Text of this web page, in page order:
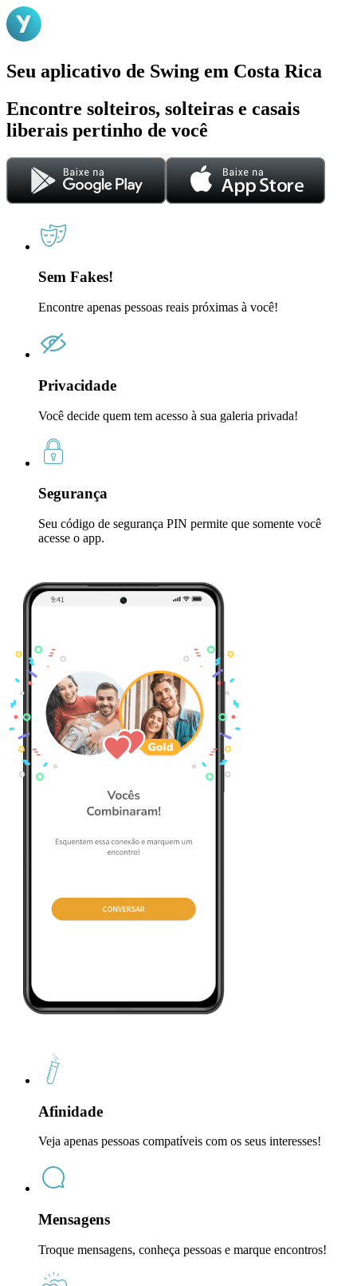
Seu aplicativo de Swing em Costa Rica
Encontre solteiros, solteiras e casais
liberais pertinho de você
Sem Fakes!
Encontre apenas pessoas reais próximas à você!
Privacidade
Você decide quem tem acesso à sua galeria privada!
Segurança
Seu código de segurança PIN permite que somente você
acesse o app.
Afinidade
Veja apenas pessoas compatíveis com os seus interesses!
Mensagens
Troque mensagens, conheça pessoas e marque encontros!